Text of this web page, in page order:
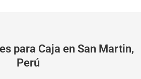
para Caja en San Martin,
Perú